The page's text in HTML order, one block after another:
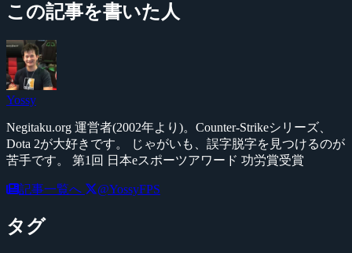
この記事を書いた人
Yossy
Negitaku.org 運営者(2002年より)。Counter-Strikeシリーズ、
Dota 2が大好きです。 じゃがいも、誤字脱字を見つけるのが
苦手です。 第1回 日本eスポーツアワード 功労賞受賞
記事一覧へ @YossyFPS
タグ